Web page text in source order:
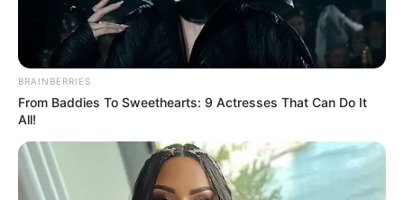
BRAINBERRIES
From Baddies To Sweethearts: 9 Actresses That Can Do It
All!